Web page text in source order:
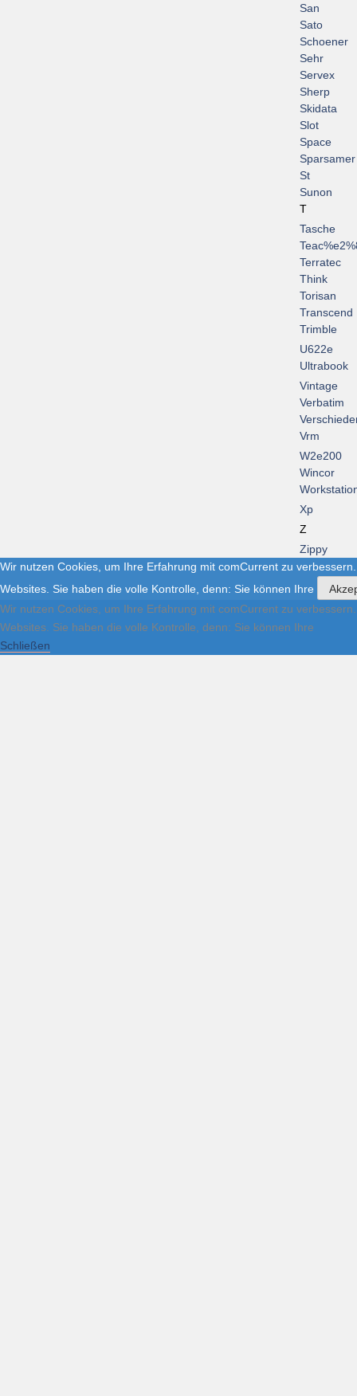
San
Sato
Schoener
Sehr
Servex
Sherp
Skidata
Slot
Space
Sparsamer
St
Sunon
T
Tasche
Terratec
Think
Torisan
Transcend
Trimble
U622e
Ultrabook
Vintage
Verbatim
Vrm
W2e200
Wincor
Xp
Z
Zippy
Wir nutzen Cookies, um Ihre Erfahrung mit comCurrent zu
Websites. Sie haben die volle Kontrolle, denn: Sie können Ihre
Wir nutzen Cookies, um Ihre Erfahrung mit comCurrent zu
Websites. Sie haben die volle Kontrolle, denn: Sie können Ihre
Schließen